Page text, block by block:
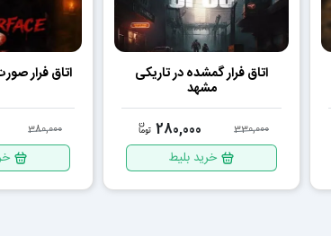
اتاق فرار گمشده در تاریکی
مشهد
330,000
280,000
خرید بلیط
اتاق فرار صورت
380,000